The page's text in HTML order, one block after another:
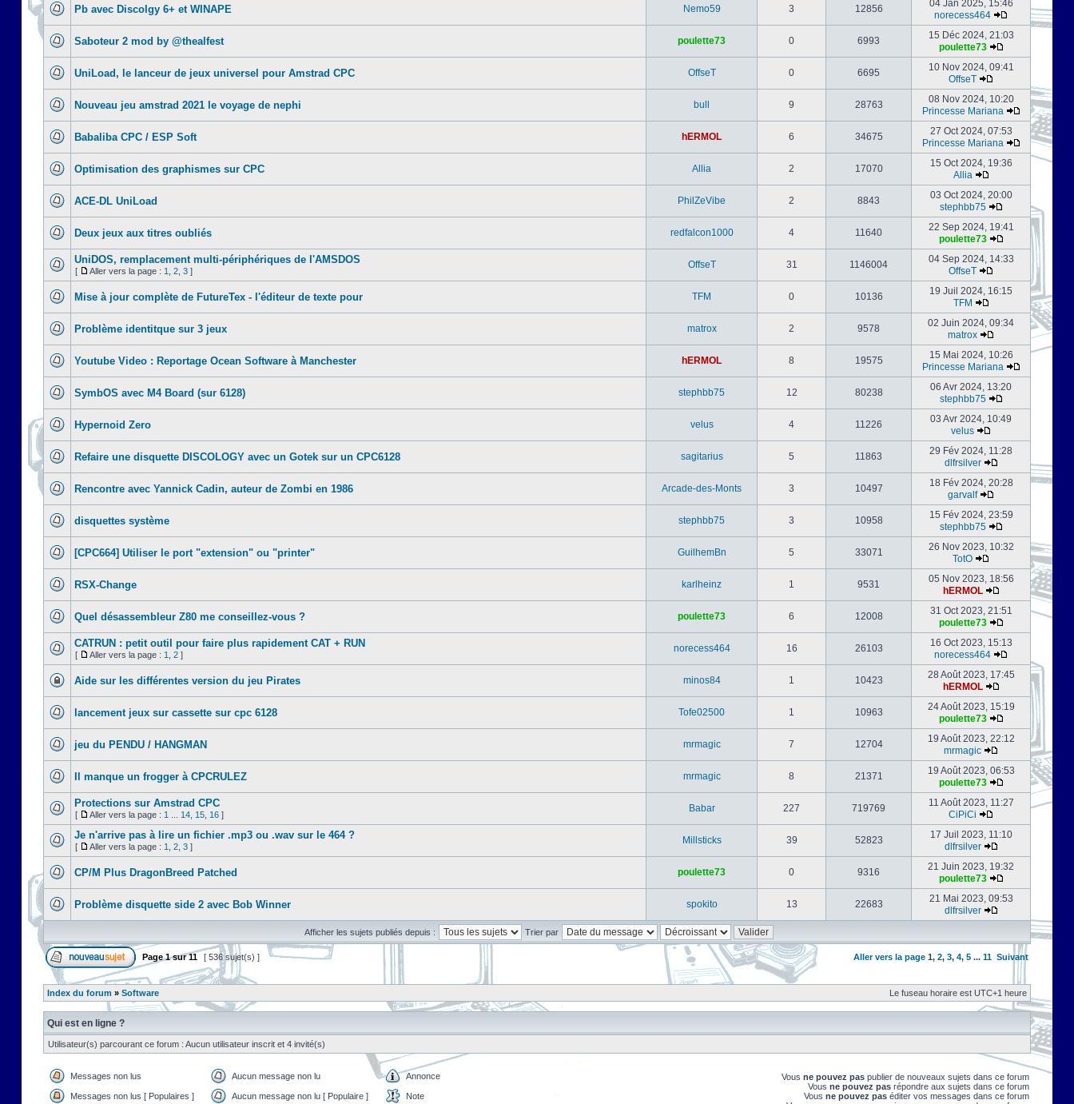
Pb avec Discolgy 6+ et WINAPE Nemo59 3 12856
04 Jan 2025, 15:46
norecess464
Saboteur 2 mod by @thealfest poulette73 0 6993
15 Déc 2024, 21:03
poulette73
UniLoad, le lanceur de jeux universel pour Amstrad CPC OffseT 0 6695
10 Nov 2024, 09:41
OffseT
Nouveau jeu amstrad 2021 le voyage de nephi bull 9 28763
08 Nov 2024, 10:20
Princesse Mariana
Babaliba CPC / ESP Soft hERMOL 6 34675
27 Oct 2024, 07:53
Princesse Mariana
Optimisation des graphismes sur CPC Allia 2 17070
15 Oct 2024, 19:36
Allia
ACE-DL UniLoad PhilZeVibe 2 8843
03 Oct 2024, 20:00
stephbb75
Deux jeux aux titres oubliés redfalcon1000 4 11640
22 Sep 2024, 19:41
poulette73
UniDOS, remplacement multi-périphériques de l'AMSDOS
[ Aller vers la page : 1 2 3 ]
OffseT 31 1146004
04 Sep 2024, 14:33
OffseT
Mise à jour complète de FutureTex - l'éditeur de texte pour TFM 0 10136
19 Juil 2024, 16:15
TFM
Problème identitque sur 3 jeux matrox 2 9578
02 Juin 2024, 09:34
matrox
Youtube Video : Reportage Ocean Software à Manchester hERMOL 8 19575
15 Mai 2024, 10:26
Princesse Mariana
SymbOS avec M4 Board (sur 6128) stephbb75 12 80238
06 Avr 2024, 13:20
stephbb75
Hypernoid Zero velus 4 11226
03 Avr 2024, 10:49
velus
Refaire une disquette DISCOLOGY avec un Gotek sur un CPC6128 sagitarius 5 11863
29 Fév 2024, 11:28
dlfrsilver
Rencontre avec Yannick Cadin, auteur de Zombi en 1986 Arcade-des-Monts 3 10497
18 Fév 2024, 20:28
garvalf
disquettes système stephbb75 3 10958
15 Fév 2024, 23:59
stephbb75
[CPC664] Utiliser le port "extension" ou "printer" GuilhemBn 5 33071
26 Nov 2023, 10:32
TotO
RSX-Change karlheinz 1 9531
05 Nov 2023, 18:56
hERMOL
Quel désassembleur Z80 me conseillez-vous ? poulette73 6 12008
31 Oct 2023, 21:51
poulette73
CATRUN : petit outil pour faire plus rapidement CAT + RUN
[ Aller vers la page : 1 2 ]
norecess464 16 26103
16 Oct 2023, 15:13
norecess464
Aide sur les différentes version du jeu Pirates minos84 1 10423
28 Août 2023, 17:45
hERMOL
lancement jeux sur cassette sur cpc 6128 Tofe02500 1 10963
24 Août 2023, 15:19
poulette73
jeu du PENDU / HANGMAN mrmagic 7 12704
19 Août 2023, 22:12
mrmagic
Il manque un frogger à CPCRULEZ mrmagic 8 21371
19 Août 2023, 06:53
poulette73
Protections sur Amstrad CPC
[ Aller vers la page : 1 14 15 16 ]
Babar 227 719769
11 Août 2023, 11:27
CiPiCi
Je n'arrive pas à lire un fichier .mp3 ou .wav sur le 464 ?
[ Aller vers la page : 1 2 3 ]
Millsticks 39 52823
17 Juil 2023, 11:10
dlfrsilver
CP/M Plus DragonBreed Patched poulette73 0 9316
21 Juin 2023, 19:32
poulette73
Problème disquette side 2 avec Bob Winner spokito 13 22683
21 Mai 2023, 09:53
dlfrsilver
Afficher les sujets publiés depuis : Trier par
Page1sur11 [ 536 sujet(s) ] Aller vers la page 1, 2, 3, 4, 5 ... 11 Suivant
Index du forum » Software Le fuseau horaire est UTC+1 heure
Qui est en ligne ?
Utilisateur(s) parcourant ce forum : Aucun utilisateur inscrit et 4 invité(s)
Messages non lus Aucun message non lu Annonce
Messages non lus [ Populaires ] Aucun message non lu [ Populaire ] Note
Vous ne pouvez pas publier de nouveaux sujets dans ce forum
Vous ne pouvez pas répondre aux sujets dans ce forum
Vous ne pouvez pas éditer vos messages dans ce forum